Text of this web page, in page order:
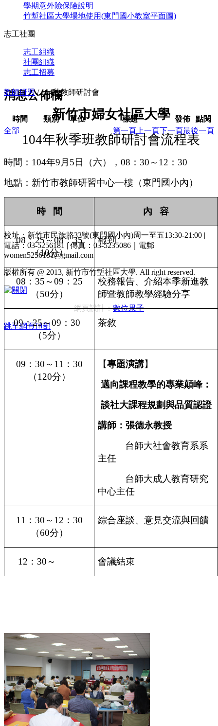
學期意外險保險說明
竹塹社區大學場地使用(東門國小教室平面圖)
志工社團
志工組織
社團組織
志工招募
教師研習/104秋教師研討會
新竹市婦女社區大學
104年秋季班教師研討會流程表
時間： 104年9 月 5 日（六）， 08 ： 30 ～ 12 ： 30
地點：新竹市教師研習中心一樓（東門國小內）
時 間 內 容
08：25～08：35
（10分）
報到
08 ： 35 ～09 ： 25
（50分）
校務報告、介紹本季新進教
師暨教師教學經驗分享
09：25～09 ： 30
（5分）
茶敘
09 ： 30 ～ 11 ： 30
（120分）
【專題演講】
邁向課程教學的專業顛峰：
談社大課程規劃與品質認證
講師：張德永教授
台師大社會教育系系
主任
台師大成人教育研究
中心主任
11 ： 30 ～ 12 ： 30
（60分）
綜合座談、意見交流與回饋
12 ： 30 ～ 會議結束
消息公佈欄
時間 類別 單位 標題 發佈
點閱
全部
第一頁 上一頁下一頁最後一頁
校址：新竹市民族路33號(東門國小內)周一至五13:30-21:00 |
電話：03-5256181 | 傳真：03-5235086｜電郵
women5256181@gmail.com
版權所有 @ 2013, 新竹市竹塹社區大學. All right reserved.
網頁設計：數位果子
跳至網頁頂部